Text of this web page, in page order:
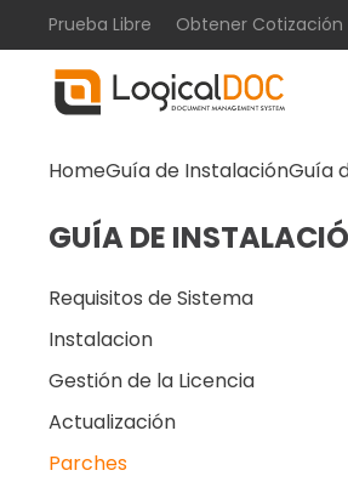
Skip to main content
Prueba Libre Obtener Cotización
HomeGuía de InstalaciónGuía
GUÍA DE
Requisitos de Sistema
Instalacion
Gestión de la Licencia
Actualización
Parches